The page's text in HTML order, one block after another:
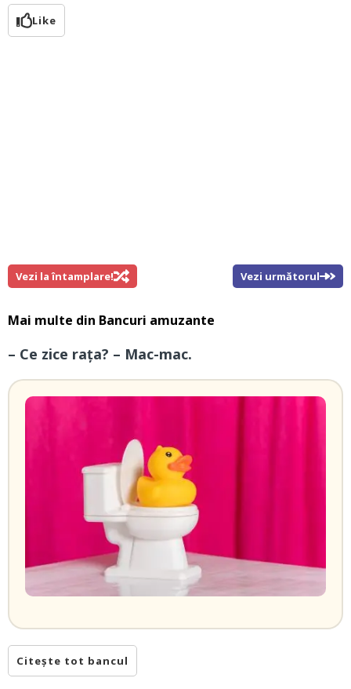
Like
Vezi la întamplare! Vezi următorul
Mai multe din Bancuri amuzante
– Ce zice rața? – Mac-mac.
Citește tot bancul